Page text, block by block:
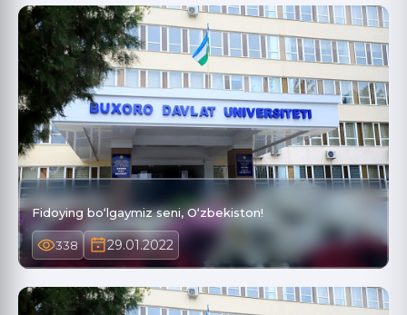
Fidoying bo‘lgaymiz seni, O‘zbekiston!
338 29.01.2022